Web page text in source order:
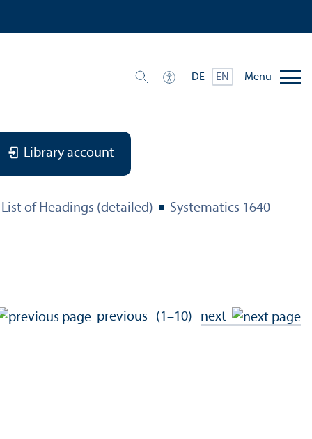
DE EN Menu
Library account
List of Headings (detailed) Systematics 1640
previous (1–10) next